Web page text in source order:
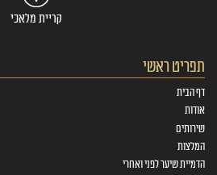
קריית מלאכי
תפריט ראשי
דף הבית
אודות
שירותים
המלצות
הדמיית שיער לפני ואחרי